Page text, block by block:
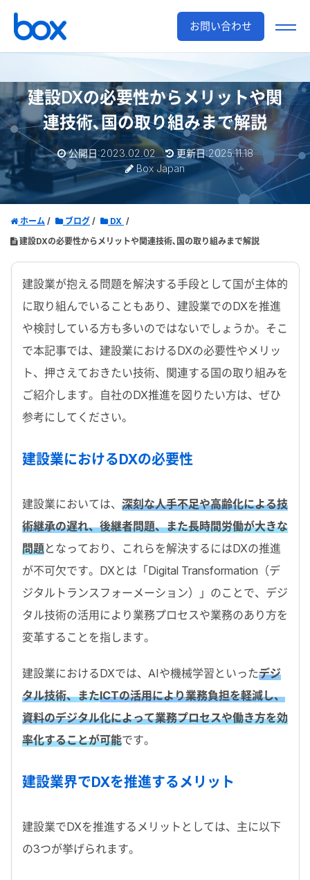
お問い合わせ
建設DXの必要性からメリットや関
連技術､国の取り組みまで解説
公開日:2023.02.02
更新日:2025.11.18
Box Japan
ホーム ブログ
DX
建設DXの必要性からメリットや関連技術､国の取り組みまで解説
建設業が抱える問題を解決する手段として国が主体的
に取り組んでいることもあり、建設業でのDXを推進
や検討している方も多いのではないでしょうか。そこ
で本記事では、建設業におけるDXの必要性やメリッ
ト、押さえておきたい技術、関連する国の取り組みを
ご紹介します。自社のDX推進を図りたい方は、ぜひ
参考にしてください。
建設業におけるDXの必要性
建設業においては、 深刻な人手不足や高齢化による技
術継承の遅れ、後継者問題、また長時間労働が大きな
問題となっており、これらを解決するにはDXの推進
が不可欠です。DXとは「Digital Transformation（デ
ジタルトランスフォーメーション）」のことで、デジ
タル技術の活用により業務プロセスや業務のあり方を
変革することを指します。
建設業におけるDXでは、AIや機械学習といったデジ
タル技術、またICTの活用により業務負担を軽減し、
資料のデジタル化によって業務プロセスや働き方を効
率化することが可能です。
建設業界でDXを推進するメリット
建設業でDXを推進するメリットとしては、主に以下
の3つが挙げられます。